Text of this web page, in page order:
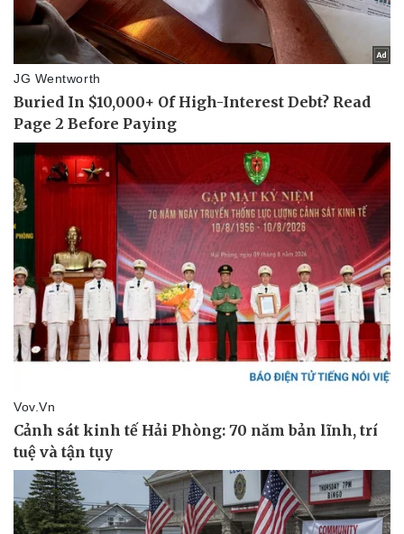
Thể thao
Bóng đá
Lịch thi đấu bóng đá
Thế giới thể thao
eSports
Hậu trường
Ô tô - Xe máy
Xe máy
Tư vấn